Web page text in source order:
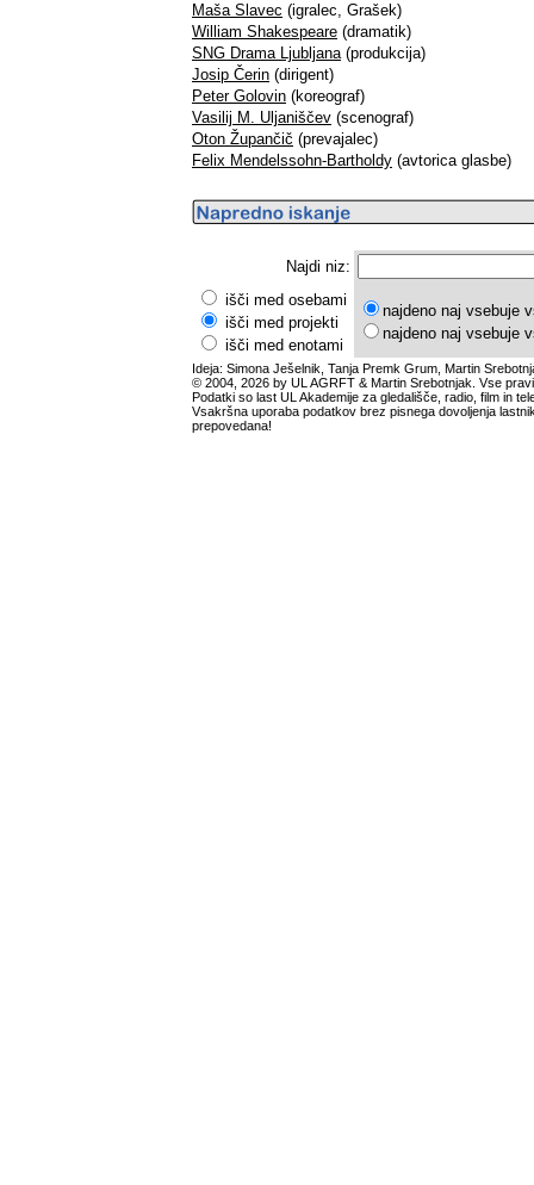
Maša Slavec (igralec, Grašek)
William Shakespeare (dramatik)
SNG Drama Ljubljana(produkcija)
Josip Čerin (dirigent)
Peter Golovin (koreograf)
Vasilij M. Uljaniščev (scenograf)
Oton Župančič (prevajalec)
Felix Mendelssohn-Bartholdy (avtorica glasbe)
Najdi niz:
išči med osebami
išči med projekti
išči med enotami
najdeno naj vsebuje
najdeno naj vsebuje
Ideja: Simona Ješelnik, Tanja Premk Grum, Martin
© 2004, 2026 by UL AGRFT & Martin Srebotnjak. Vse
Podatki so last UL Akademije za gledališče, radio, film in
Vsakršna uporaba podatkov brez pisnega dovoljenja
prepovedana!